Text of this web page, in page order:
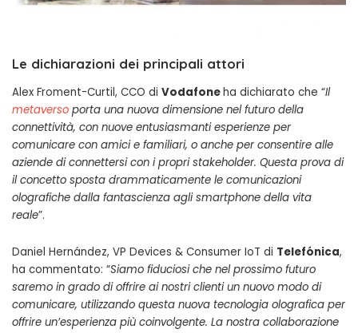
Le dichiarazioni dei principali attori
Alex Froment-Curtil, CCO di Vodafoneha dichiarato che “Il
metaverso porta una nuova dimensione nel futuro della
connettività, con nuove entusiasmanti esperienze per
comunicare con amici e familiari, o anche per consentire alle
aziende di connettersi con i propri stakeholder. Questa prova di
il concetto sposta drammaticamente le comunicazioni
olografiche dalla fantascienza agli smartphone della vita
reale”.
Daniel Hernández, VP Devices & Consumer IoT di Telefónica,
ha commentato: “Siamo fiduciosi che nel prossimo futuro
saremo in grado di offrire ai nostri clienti un nuovo modo di
comunicare, utilizzando questa nuova tecnologia olografica per
offrire un’esperienza più coinvolgente. La nostra collaborazione